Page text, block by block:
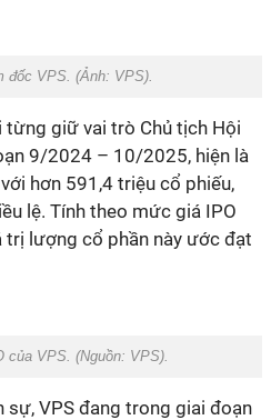
đốc VPS. (Ảnh: VPS).
từng giữ vai trò Chủ tịch Hội
9/2024 – 10/2025, hiện là
hơn 591,4 triệu cổ phiếu,
lệ. Tính theo mức giá IPO
lượng cổ phần này ước đạt
của VPS. (Nguồn: VPS).
sự, VPS đang trong giai đoạn